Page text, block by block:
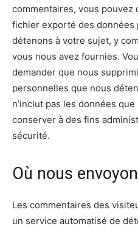
commentaires, vous pouvez
fichier exporté des données
détenons à votre sujet, y
vous nous avez fournies.
demander que nous
personnelles que nous
n’inclut pas les données
conserver à des fins
sécurité.
Où nous
Les commentaires des
un service automatisé de